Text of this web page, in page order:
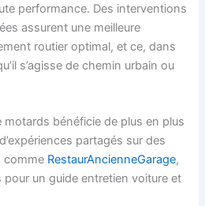
performance. Des interventions
assurent une meilleure
routier optimal, et ce, dans
s’agisse de chemin urbain ou
motards bénéficie de plus en plus
partagés sur des
comme RestaurAncienneGarage,
un guide entretien voiture et